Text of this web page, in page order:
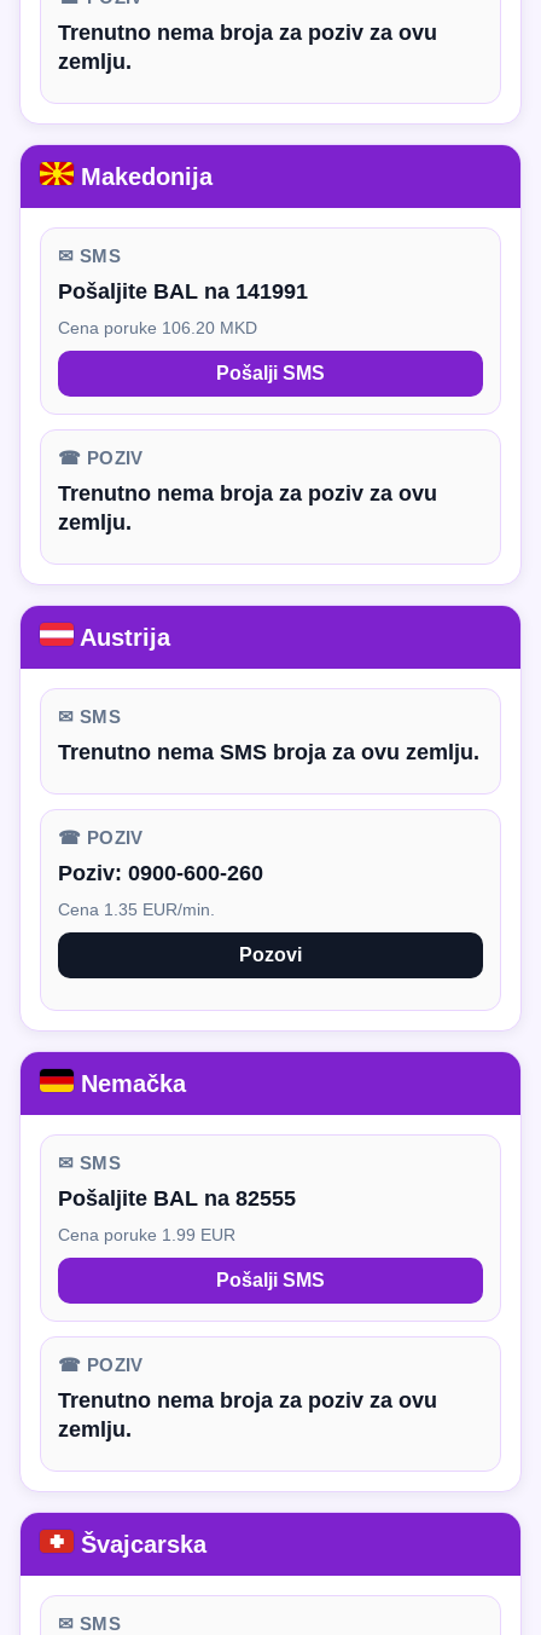
Trenutno nema broja za poziv za ovu
zemlju.
Makedonija
✉ SMS
Pošaljite BAL na 141991
Cena poruke 106.20 MKD
Pošalji SMS
☎ POZIV
Trenutno nema broja za poziv za ovu
zemlju.
Austrija
✉ SMS
Trenutno nema SMS broja za ovu zemlju.
☎ POZIV
Poziv: 0900-600-260
Cena 1.35 EUR/min.
Pozovi
Nemačka
✉ SMS
Pošaljite BAL na 82555
Cena poruke 1.99 EUR
Pošalji SMS
☎ POZIV
Trenutno nema broja za poziv za ovu
zemlju.
Švajcarska
✉ SMS